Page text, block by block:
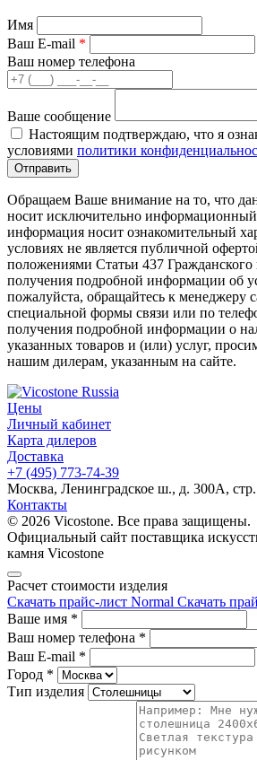
Имя
Ваш E-mail *
Ваш номер телефона
Ваше сообщение
Настоящим подтверждаю, что я
условиями политики
Обращаем Ваше внимание на то, что
носит исключительно информационный
информация носит ознакомительный
условиях не является публичной
положениями Статьи 437
получения подробной информации об
пожалуйста, обращайтесь к менеджеру
специальной формы связи или по
получения подробной информации о
указанных товаров и (или) услуг,
нашим дилерам, указанным на сайте.
Цены
Личный кабинет
Карта дилеров
Доставка
+7 (495) 773-74-39
Москва, Ленинградское ш., д. 300А, стр.
Контакты
© 2026 Vicostone. Все права защищены.
Официальный сайт поставщика
камня Vicostone
Расчет стоимости изделия
Скачать прайс-лист Normal Скачать
Ваше имя *
Ваш номер телефона *
Ваш E-mail *
Город *
Тип изделия